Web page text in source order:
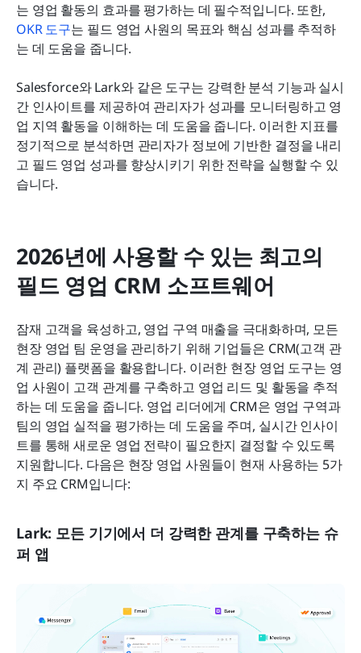
OKR 도구는 필드 영업 사원의 목표와 핵심 성과를 추적하
는 데 도움을 줍니다.
Salesforce와 Lark와 같은 도구는 강력한 분석 기능과 실시
간 인사이트를 제공하여 관리자가 성과를 모니터링하고 영
업 지역 활동을 이해하는 데 도움을 줍니다. 이러한 지표를
정기적으로 분석하면 관리자가 정보에 기반한 결정을 내리
고 필드 영업 성과를 향상시키기 위한 전략을 실행할 수 있
습니다.
2026년에 사용할 수 있는 최고의
필드 영업 CRM 소프트웨어
잠재 고객을 육성하고, 영업 구역 매출을 극대화하며, 모든
현장 영업 팀 운영을 관리하기 위해 기업들은 CRM(고객 관
계 관리) 플랫폼을 활용합니다. 이러한 현장 영업 도구는 영
업 사원이 고객 관계를 구축하고 영업 리드 및 활동을 추적
하는 데 도움을 줍니다. 영업 리더에게 CRM은 영업 구역과
팀의 영업 실적을 평가하는 데 도움을 주며, 실시간 인사이
트를 통해 새로운 영업 전략이 필요한지 결정할 수 있도록
지원합니다. 다음은 현장 영업 사원들이 현재 사용하는 5가
지 주요 CRM입니다:
Lark: 모든 기기에서 더 강력한 관계를 구축하는 슈
퍼 앱